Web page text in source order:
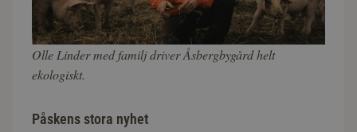
Olle Linder med familj driver Åsbergbygård helt
ekologiskt.
Påskens stora nyhet